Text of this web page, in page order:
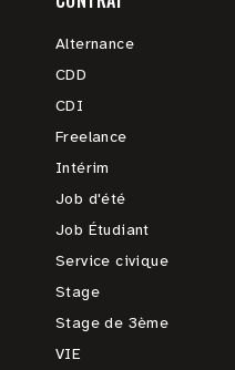
Alternance
CDD
CDI
Freelance
Intérim
Job d'été
Job Étudiant
Service civique
Stage
Stage de 3ème
VIE